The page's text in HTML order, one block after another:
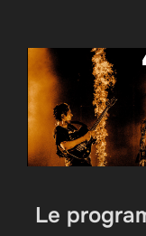
Le